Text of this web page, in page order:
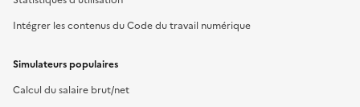
Intégrer les contenus du Code du travail numérique
Simulateurs populaires
Calcul du salaire brut/net